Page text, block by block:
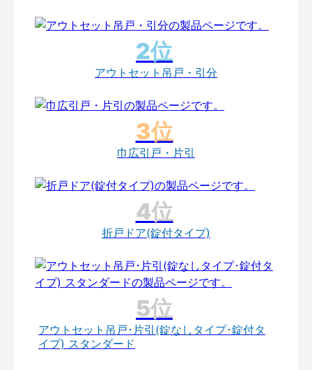
アウトセット吊戸・引分
巾広引戸・片引
折戸ドア(錠付タイプ)
アウトセット吊戸･片引(錠なしタイプ･錠付タ
イプ) スタンダード